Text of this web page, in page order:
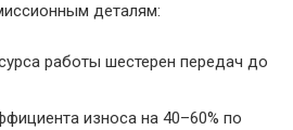
деталям:
работы шестерен передач до
износа на 40–60% по